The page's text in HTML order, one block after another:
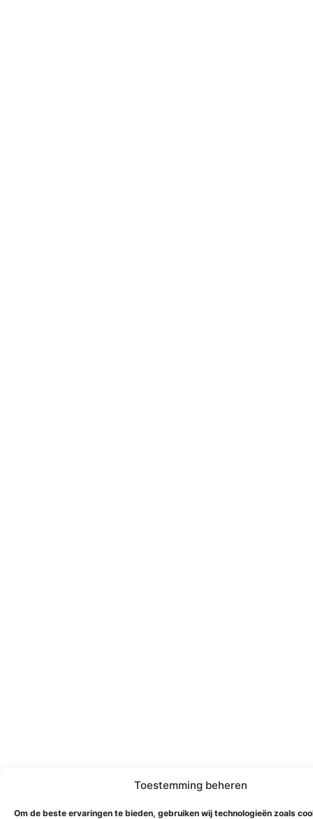
Toestemming beheren
Om de beste ervaringen te bieden, gebruiken wij technologieën zoals